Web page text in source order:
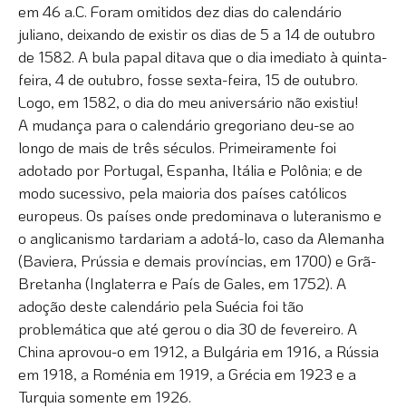
em 46 a.C. Foram omitidos dez dias do calendário
juliano, deixando de existir os dias de 5 a 14 de outubro
de 1582. A bula papal ditava que o dia imediato à quinta-
feira, 4 de outubro, fosse sexta-feira, 15 de outubro.
Logo, em 1582, o dia do meu aniversário não existiu!
A mudança para o calendário gregoriano deu-se ao
longo de mais de três séculos. Primeiramente foi
adotado por Portugal, Espanha, Itália e Polônia; e de
modo sucessivo, pela maioria dos países católicos
europeus. Os países onde predominava o luteranismo e
o anglicanismo tardariam a adotá-lo, caso da Alemanha
(Baviera, Prússia e demais províncias, em 1700) e Grã-
Bretanha (Inglaterra e País de Gales, em 1752). A
adoção deste calendário pela Suécia foi tão
problemática que até gerou o dia 30 de fevereiro. A
China aprovou-o em 1912, a Bulgária em 1916, a Rússia
em 1918, a Roménia em 1919, a Grécia em 1923 e a
Turquia somente em 1926.